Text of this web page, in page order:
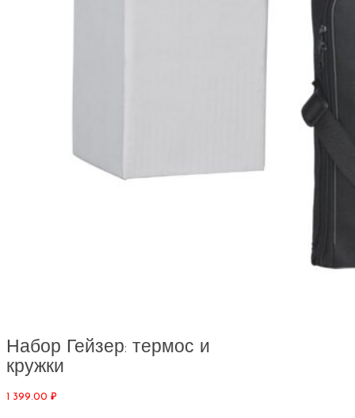
Набор Гейзер: термос и
кружки
1 399.00 ₽